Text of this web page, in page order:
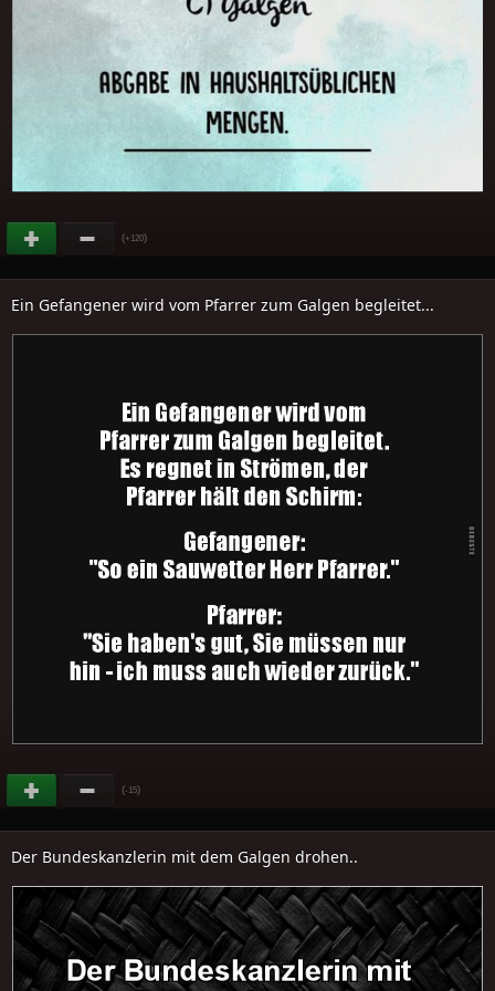
(+120)
Ein Gefangener wird vom Pfarrer zum Galgen begleitet...
(-15)
Der Bundeskanzlerin mit dem Galgen drohen..